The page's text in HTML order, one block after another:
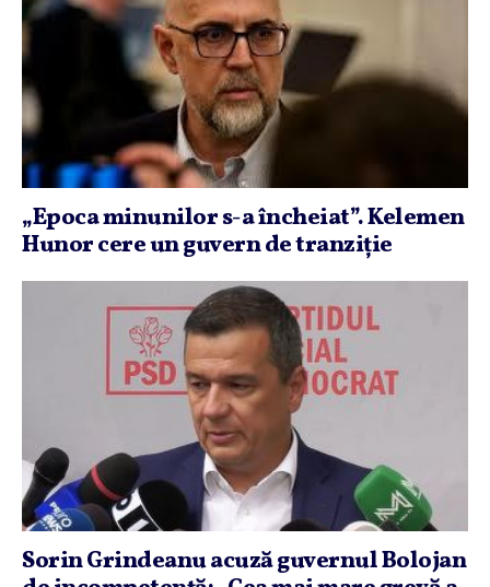
„Epoca minunilor s-a încheiat”. Kelemen
Hunor cere un guvern de tranziţie
Sorin Grindeanu acuză guvernul Bolojan